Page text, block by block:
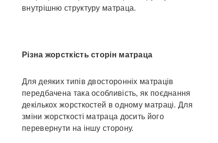
внутрішню структуру матраца.
Різна жорсткість сторін матраца
Для деяких типів двосторонніх матраців
передбачена така особливість, як поєднання
декількох жорсткостей в одному матраці. Для
зміни жорсткості матраца досить його
перевернути на іншу сторону.